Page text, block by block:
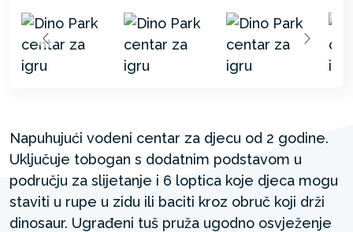
Napuhujući vodeni centar za djecu od 2 godine.
Uključuje tobogan s dodatnim podstavom u
području za slijetanje i 6 loptica koje djeca mogu
staviti u rupe u zidu ili baciti kroz obruč koji drži
dinosaur. Ugrađeni tuš pruža ugodno osvježenje